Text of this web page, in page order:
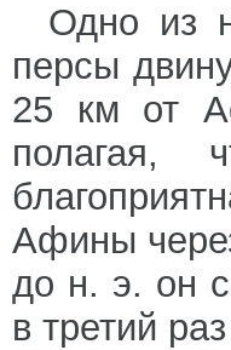
Одно из
персы
25 км от
полагая,
Афины
до н. э. он
в третий